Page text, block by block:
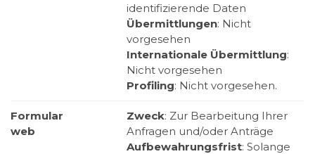
identifizierende Daten
Übermittlungen: Nicht
vorgesehen
Internationale Übermittlung:
Nicht vorgesehen
Profiling: Nicht vorgesehen.
Formular
web
Zweck: Zur Bearbeitung Ihrer
Anfragen und/oder Anträge
Aufbewahrungsfrist: Solange